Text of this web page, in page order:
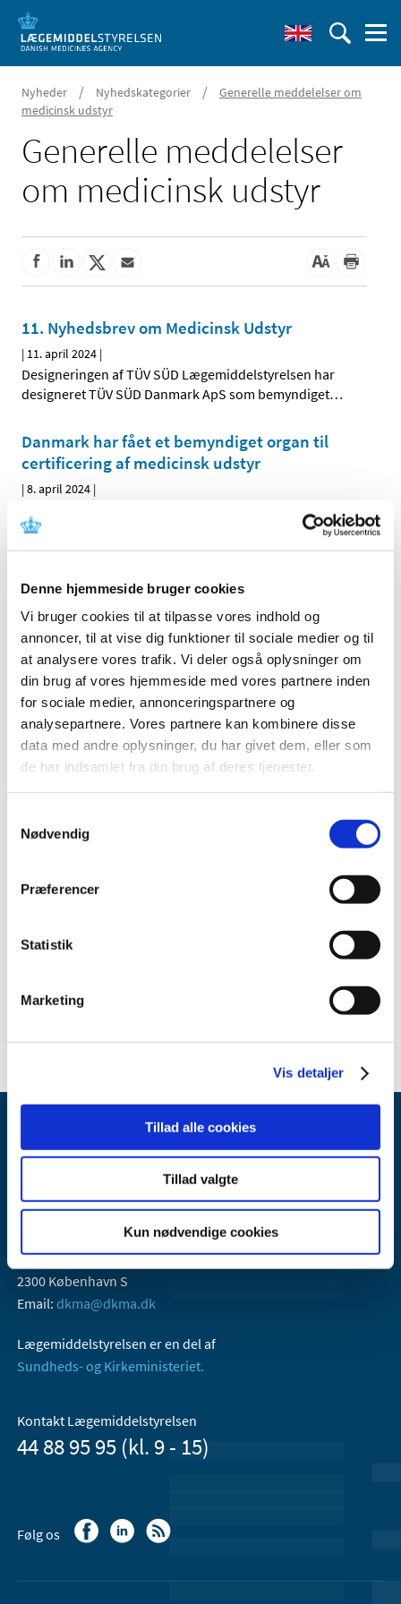
Denne hjemmeside bruger cookies
Vi bruger cookies til at tilpasse vores indhold og
annoncer, til at vise dig funktioner til sociale medier og til
at analysere vores trafik. Vi deler også oplysninger om
din brug af vores hjemmeside med vores partnere inden
for sociale medier, annonceringspartnere og
analysepartnere. Vores partnere kan kombinere disse
data med andre oplysninger, du har givet dem, eller som
de har indsamlet fra din brug af deres tjenester.
Nødvendig
Præferencer
Statistik
Marketing
Vis detaljer
Tillad alle cookies
Tillad valgte
Kun nødvendige cookies
Nyheder / Nyhedskategorier /
Generelle meddelelser om
medicinsk udstyr
Generelle meddelelser
om medicinsk udstyr
11. Nyhedsbrev om Medicinsk Udstyr
| 11. april 2024 |
Designeringen af TÜV SÜD Lægemiddelstyrelsen har
designeret TÜV SÜD Danmark ApS som bemyndiget…
Danmark har fået et bemyndiget organ til
certificering af medicinsk udstyr
|8. april 2024 |
Lægemiddelstyrelsen har designeret TÜV SÜD Danmark
ApS som bemyndiget organ for medicinsk udstyr. Det…
Alle (83)
TID
2025 (11)
2024 (12)
december (4)
november (1)
oktober (1)
august (1)
maj (2)
2023 (11)
2021 (14)
2018 (2)
Lægemiddelstyrelsen
Axel Heides Gade 1
2300 København S
Email: dkma@dkma.dk
Lægemiddelstyrelsen er en del af
Sundheds- og Kirkeministeriet.
Kontakt Lægemiddelstyrelsen
44 88 95 95 (kl. 9 - 15)
Følg os